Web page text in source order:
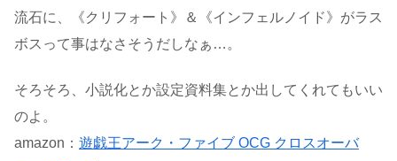
流石に、《クリフォート》＆《インフェルノイド》がラス
ボスって事はなさそうだしなぁ…。
そろそろ、小説化とか設定資料集とか出してくれてもいい
のよ。
amazon： 遊戯王アーク・ファイブ OCG クロスオーバ